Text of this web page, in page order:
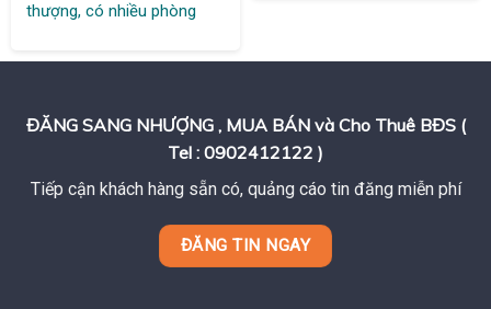
thượng, có nhiều phòng
ĐĂNG SANG NHƯỢNG , MUA BÁN và Cho Thuê BĐS (
Tel : 0902412122 )
Tiếp cận khách hàng sẵn có, quảng cáo tin đăng miễn phí
ĐĂNG TIN NGAY